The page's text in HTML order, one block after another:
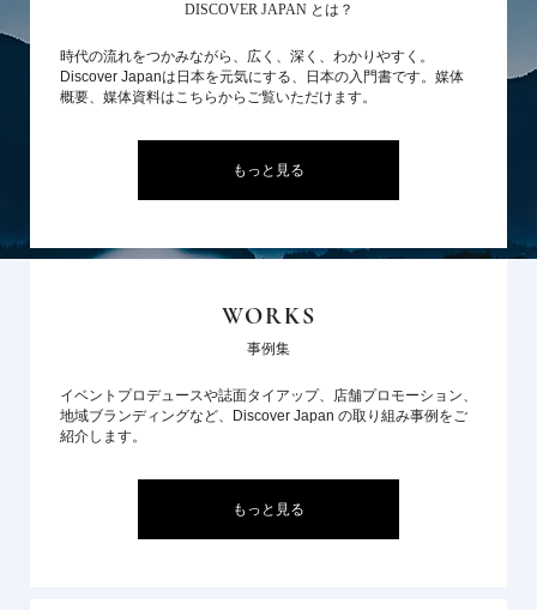
DISCOVER JAPAN とは？
時代の流れをつかみながら、広く、深く、わかりやすく。
Discover Japanは日本を元気にする、日本の入門書です。媒体
概要、媒体資料はこちらからご覧いただけます。
もっと見る
WORKS
事例集
イベントプロデュースや誌面タイアップ、店舗プロモーション、
地域ブランディングなど、Discover Japan の取り組み事例をご
紹介します。
もっと見る